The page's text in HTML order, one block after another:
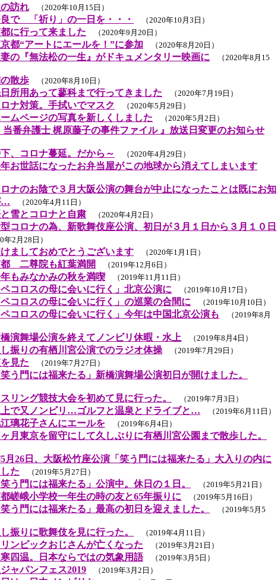
訪れ （2020年10月15日）
で 「祈り」の一日を・・・ （2020年10月3日）
に行って来ました （2020年9月20日）
都“アートにエールを！”に参加 （2020年8月20日）
の『無法松の一生』がドキュメンタリー映画に （2020年8月15
散歩 （2020年8月10日）
所用あって蓼科まで行ってきました （2020年7月19日）
ナ対策。手拭いでマスク （2020年5月29日）
ムページの写真を新しくしました （2020年5月2日）
番弁護士 梶原藤子の事件ファイル 』放送日変更のお知らせ
、コロナ蔓延。だから～ （2020年4月29日）
お世話になったお弁当屋がこの地球から消えてしまいます
ナのお陰で３月大阪公演の舞台が中止になったことは既にお知
… （2020年4月11日）
雪とコロナと自粛 （2020年4月2日）
コロナの為、新歌舞伎座公演、初日が３月１日から３月１０日
2月28日）
ましておめでとうございます （2020年1月1日）
二尊院も紅葉満開 （2019年12月6日）
もみなかみの秋を満喫 （2019年11月11日）
コロスの母に会いに行く」北京公演に （2019年10月17日）
コロスの母に会いに行く」の巡業の合間に （2019年10月10日）
コロスの母に会いに行く」今年は中国北京公演も
（2019年8月
演舞場公演を終えてノンビリ休暇・水上 （2019年8月4日）
振りの有栖川宮公演でのラジオ体操（2019年7月29日）
見た （2019年7月27日）
う門には福来たる」新橋演舞場公演初日が開けました。
リング競技大会を初めて見に行った。 （2019年7月3日）
で又ノンビリ…ゴルフと温泉とドライブと… （2019年6月11日）
璃花子さんにエールを （2019年6月4日）
月東京を留守にして久しぶりに有栖川宮公園まで散歩した。
26日、大阪松竹座公演「笑う門には福来たる」大入りの内に
た （2019年5月27日）
う門には福来たる」公演中。休日の１日。 （2019年5月21日）
嵯峨小学校一年生の時の友と65年振りに （2019年5月16日）
う門には福来たる」最高の初日を迎えました。
（2019年5月5
振りに歌舞伎を見に行った。 （2019年4月11日）
ンピックおじさんが亡くなった （2019年3月21日）
四温。日本ならではの気象用語（2019年3月5日）
ャパンフェス2019 （2019年3月2日）